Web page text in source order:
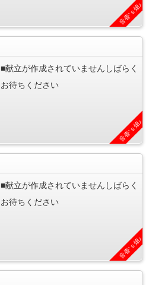
音香’ｓ畑♪
■献立が作成されていませんしばらく
お待ちください
音香’ｓ畑♪
■献立が作成されていませんしばらく
お待ちください
音香’ｓ畑♪